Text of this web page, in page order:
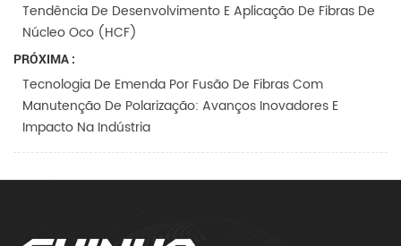
Tendência De Desenvolvimento E Aplicação De Fibras De
Núcleo Oco (HCF)
PRÓXIMA :
Tecnologia De Emenda Por Fusão De Fibras Com
Manutenção De Polarização: Avanços Inovadores E
Impacto Na Indústria